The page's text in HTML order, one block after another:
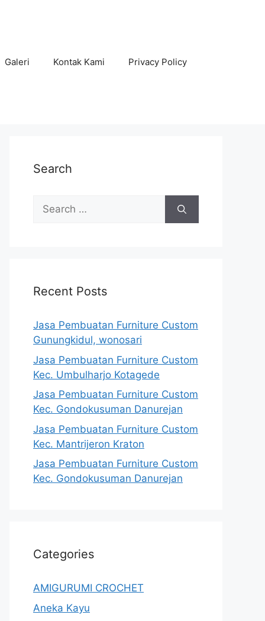
Galeri Kontak Kami Privacy Policy
Search
Search
for:
Recent Posts
Jasa Pembuatan Furniture Custom
Gunungkidul, wonosari
Jasa Pembuatan Furniture Custom
Kec. Umbulharjo Kotagede
Jasa Pembuatan Furniture Custom
Kec. Gondokusuman Danurejan
Jasa Pembuatan Furniture Custom
Kec. Mantrijeron Kraton
Jasa Pembuatan Furniture Custom
Kec. Gondokusuman Danurejan
Categories
AMIGURUMI CROCHET
Aneka Kayu